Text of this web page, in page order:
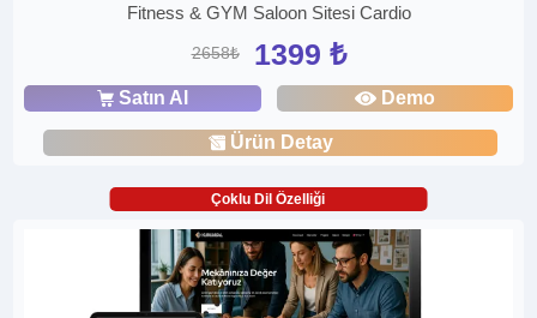
Fitness & GYM Saloon Sitesi Cardio
2658₺ 1399 ₺
Satın Al Demo
Ürün Detay
Çoklu Dil Özelliği